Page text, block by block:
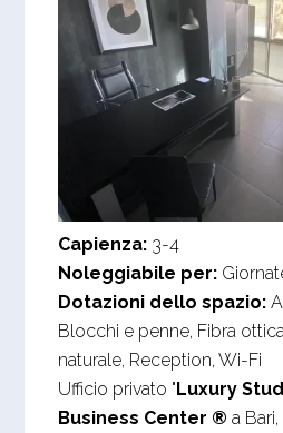
Capienza: 3-4
Noleggiabile per:
Dotazioni dello spazio:
Blocchi e penne, Fibra
naturale, Reception, Wi-Fi
Ufficio privato " Luxury
Business Center ® a